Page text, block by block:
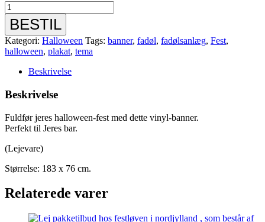
Vinyl-
banner
"The
Haunted
Bar"
antal
BESTIL
Kategori: Halloween Tags: banner, fadøl, fadølsanlæg, Fest,
halloween, plakat, tema
Beskrivelse
Beskrivelse
Fuldfør jeres halloween-fest med dette vinyl-banner.
Perfekt til Jeres bar.
(Lejevare)
Størrelse: 183 x 76 cm.
Relaterede varer